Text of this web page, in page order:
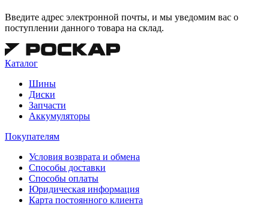
Введите адрес электронной почты, и мы уведомим вас о
поступлении данного товара на склад.
Каталог
Шины
Диски
Запчасти
Аккумуляторы
Покупателям
Условия возврата и обмена
Способы доставки
Способы оплаты
Юридическая информация
Карта постоянного клиента